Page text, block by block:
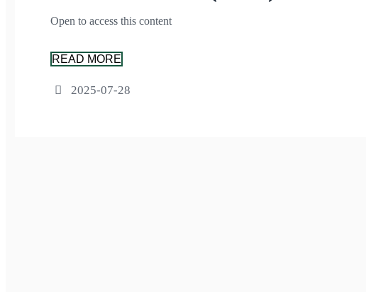
Open to access this content
READ MORE
2025-07-28